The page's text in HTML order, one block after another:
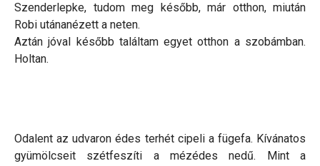
Szenderlepke, tudom meg később, már otthon, miután
Robi utánanézett a neten.
Aztán jóval később találtam egyet otthon a szobámban.
Holtan.
Odalent az udvaron édes terhét cipeli a fügefa. Kívánatos
gyümölcseit szétfeszíti a mézédes nedű. Mint a